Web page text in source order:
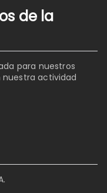
de la
para nuestros
nuestra actividad